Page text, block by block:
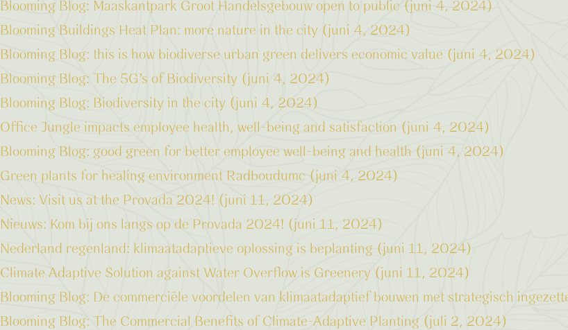
Blooming Blog: Maaskantpark Groot Handelsgebouw open to public (juni 4, 2024)
Blooming Buildings Heat Plan: more nature in the city (juni 4, 2024)
Blooming Blog: this is how biodiverse urban green delivers economic value (juni 4, 2024)
Blooming Blog: The 5G’s of Biodiversity (juni 4, 2024)
Blooming Blog: Biodiversity in the city (juni 4, 2024)
Office Jungle impacts employee health, well-being and satisfaction (juni 4, 2024)
Blooming Blog: good green for better employee well-being and health (juni 4, 2024)
Green plants for healing environment Radboudumc (juni 4, 2024)
News: Visit us at the Provada 2024! (juni 11, 2024)
Nieuws: Kom bij ons langs op de Provada 2024! (juni 11, 2024)
Nederland regenland: klimaatadaptieve oplossing is beplanting (juni 11, 2024)
Climate Adaptive Solution against Water Overflow is Greenery (juni 11, 2024)
Blooming Blog: De commerciële voordelen van klimaatadaptief bouwen met strategisch
Blooming Blog: The Commercial Benefits of Climate-Adaptive Planting (juli 2, 2024)